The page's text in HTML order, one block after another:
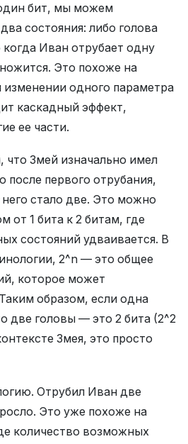
бит, мы можем
состояния: либо голова
когда Иван отрубает одну
Это похоже на
одного параметра
каскадный эффект,
ее части.
что Змей изначально имел
после первого отрубания,
стало две. Это можно
от 1 бита к 2 битам, где
состояний удваивается. В
2^n — это общее
которое может
образом, если одна
две головы — это 2 бита (2^2
Змея, это просто
Отрубил Иван две
Это уже похоже на
количество возможных